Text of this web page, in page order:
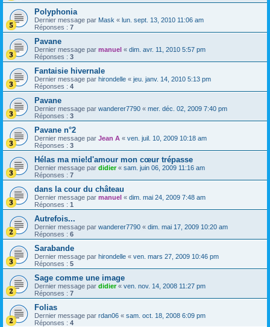
Polyphonia
Dernier message par Mask « lun. sept. 13, 2010 11:06 am
Réponses : 7
Pavane
Dernier message par manuel « dim. avr. 11, 2010 5:57 pm
Réponses : 3
Fantaisie hivernale
Dernier message par hirondelle « jeu. janv. 14, 2010 5:13 pm
Réponses : 4
Pavane
Dernier message par wanderer7790 « mer. déc. 02, 2009 7:40 pm
Réponses : 3
Pavane n°2
Dernier message par Jean A « ven. juil. 10, 2009 10:18 am
Réponses : 3
Hélas ma mie!d'amour mon cœur trépasse
Dernier message par didier« sam. juin 06, 2009 11:16 am
Réponses : 7
dans la cour du château
Dernier message par manuel « dim. mai 24, 2009 7:48 am
Réponses : 1
Autrefois...
Dernier message par wanderer7790 « dim. mai 17, 2009 10:20 am
Réponses : 6
Sarabande
Dernier message par hirondelle « ven. mars 27, 2009 10:46 pm
Réponses : 5
Sage comme une image
Dernier message par didier« ven. nov. 14, 2008 11:27 pm
Réponses : 7
Folias
Dernier message par rdan06 « sam. oct. 18, 2008 6:09 pm
Réponses : 4